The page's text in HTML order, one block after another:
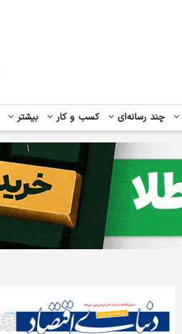
چند رسانه‌ای کسب و کار بیشتر